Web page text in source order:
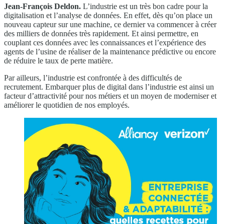
Jean-François Deldon. L’industrie est un très bon cadre pour la
digitalisation et l’analyse de données. En effet, dès qu’on place un
nouveau capteur sur une machine, ce dernier va commencer à créer
des milliers de données très rapidement. Et ainsi permettre, en
couplant ces données avec les connaissances et l’expérience des
agents de l’usine de réaliser de la maintenance prédictive ou encore
de réduire le taux de perte matière.
Par ailleurs, l’industrie est confrontée à des difficultés de
recrutement. Embarquer plus de digital dans l’industrie est ainsi un
facteur d’attractivité pour nos métiers et un moyen de moderniser et
améliorer le quotidien de nos employés.